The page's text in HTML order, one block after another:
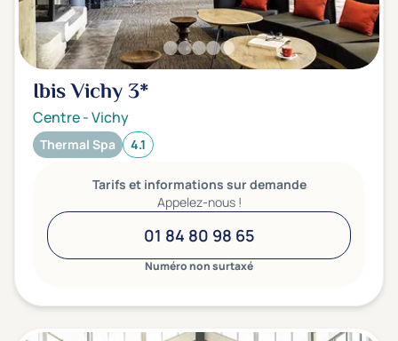
Ibis Vichy3*
Centre-Vichy
Thermal Spa 4.1
Tarifs et informations sur demande
Appelez-nous !
01 84 80 98 65
Numéro non surtaxé